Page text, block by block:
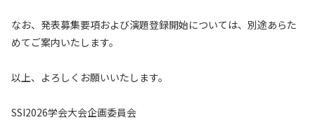
なお、発表募集要項および演題登録開始については、別途あらた
めてご案内いたします。
以上、よろしくお願いいたします。
SSI2026学会大会企画委員会